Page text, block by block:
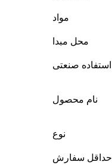
مواد
محل مبدا
استفاده صنعتی
نام محصول
نوع
حداقل سفارش